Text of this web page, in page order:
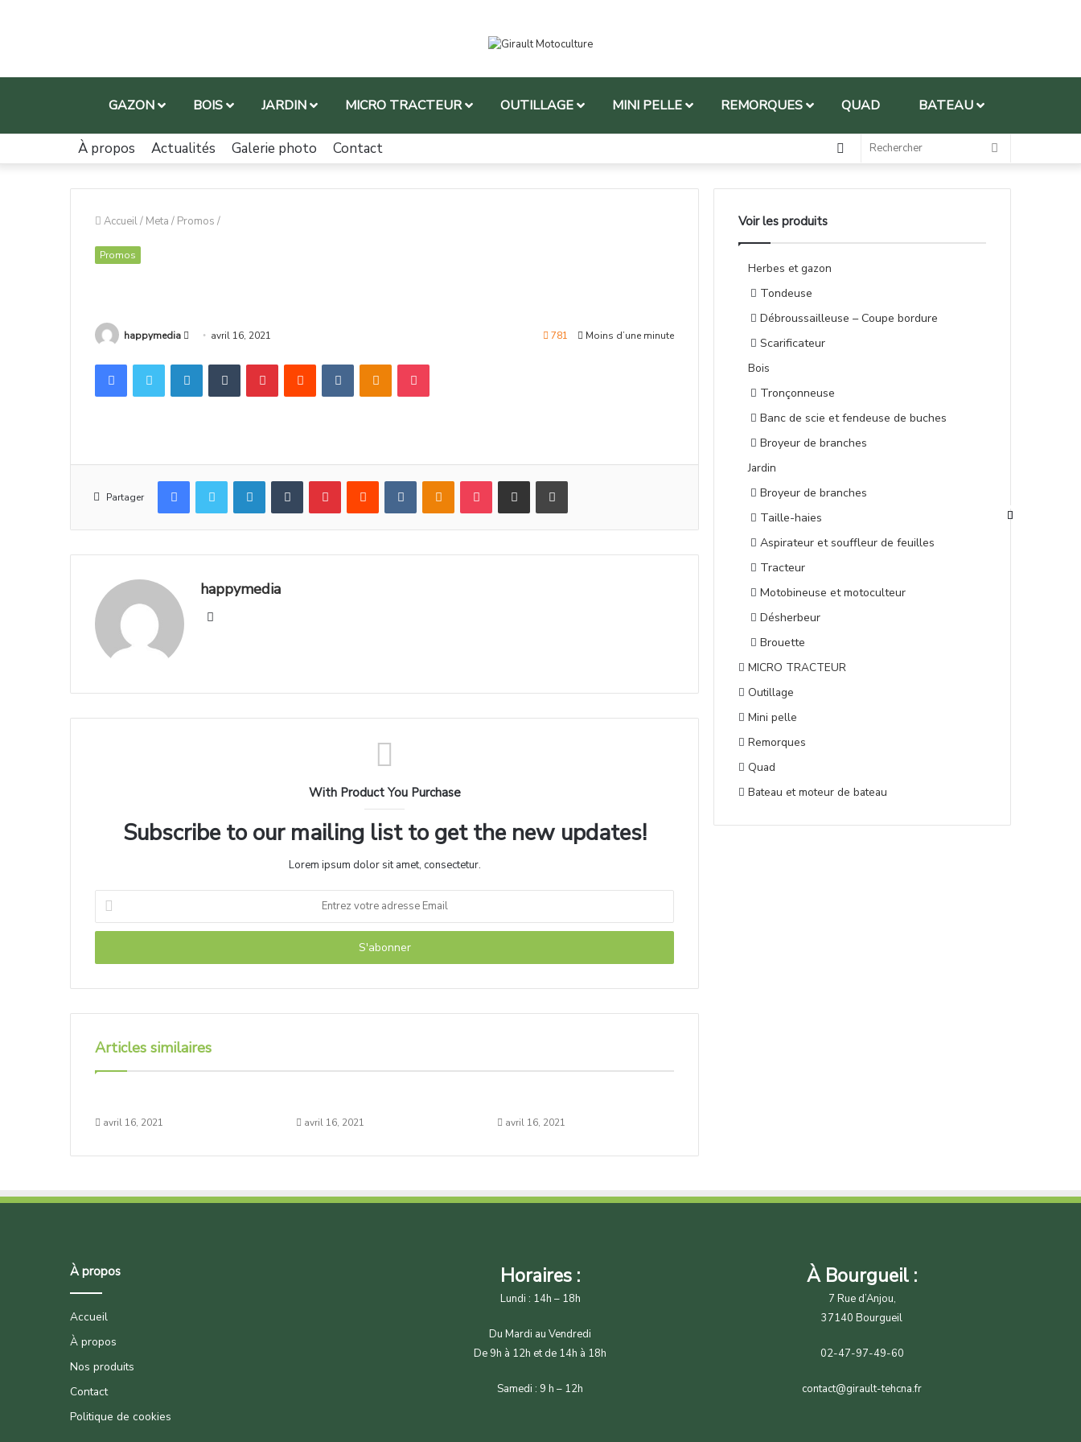
GAZON BOIS JARDIN MICRO TRACTEUR OUTILLAGE MINI PELLE REMORQUES QUAD BATEAU
À propos Actualités Galerie photo Contact
Accueil/ Meta / Promos /
Promos
happymedia avril 16, 2021 781 Moins d’une minute
Partager
happymedia
With Product You Purchase
Subscribe to our mailing list to get the new updates!
Lorem ipsum dolor sit amet, consectetur.
Articles similaires
avril 16, 2021 avril 16, 2021 avril 16, 2021
Voir les produits
Herbes et gazon
Tondeuse
Débroussailleuse – Coupe bordure
Scarificateur
Bois
Tronçonneuse
Banc de scie et fendeuse de buches
Broyeur de branches
Jardin
Broyeur de branches
Taille-haies
Aspirateur et souffleur de feuilles
Tracteur
Motobineuse et motoculteur
Désherbeur
Brouette
MICRO TRACTEUR
Outillage
Mini pelle
Remorques
Quad
Bateau et moteur de bateau
À propos
Accueil
À propos
Nos produits
Contact
Politique de cookies
Horaires :
Lundi : 14h – 18h
Du Mardi au Vendredi
De 9h à 12h et de 14h à 18h
Samedi : 9 h – 12h
À Bourgueil :
7 Rue d’Anjou,
37140 Bourgueil
02-47-97-49-60
contact@girault-tehcna.fr